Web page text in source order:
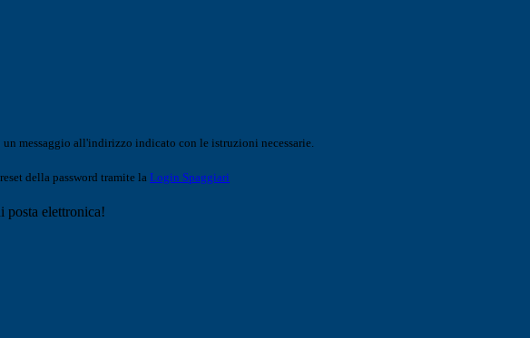
messaggio all'indirizzo indicato con le istruzioni necessarie.
della password tramite la Login Spaggiari
posta elettronica!